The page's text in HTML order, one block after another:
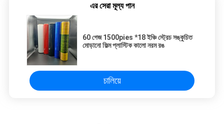
এর সেরা মূল্য পান
60 গেজ 1500pies *18 ইঞ্চি স্ট্রেচ সঙ্কুচিত
মোড়ানো ফিল্ম প্লাস্টিক কালো নরম রঙ
চালিয়ে